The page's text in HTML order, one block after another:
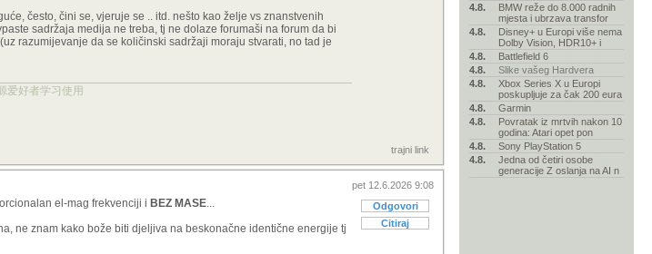
često, čini se, vjeruje se .. itd. nešto kao želje vs znanstvenih
sadržaja medija ne treba, tj ne dolaze forumaši na forum da bi
razumijevanje da se količinski sadržaji moraju stvarati, no tad je
爱好者学习使用
trajni link
pet 12.6.2026 9:08
Odgovori
Citiraj
el-mag frekvenciji i BEZ MASE...
ne znam kako bože biti djeljiva na beskonačne identične energije tj
4.8.
BMW reže do 8.000 radnih
mjesta i ubrzava transfor
4.8.
Disney+ u Europi više nema
Dolby Vision, HDR10+ i
4.8.
Battlefield 6
4.8.
Slike vašeg Hardvera
4.8.
Xbox Series X u Europi
poskupljuje za čak 200 eura
4.8.
Garmin
4.8.
Povratak iz mrtvih nakon 10
godina: Atari opet pon
4.8.
Sony PlayStation 5
4.8.
Jedna od četiri osobe
generacije Z oslanja na AI n